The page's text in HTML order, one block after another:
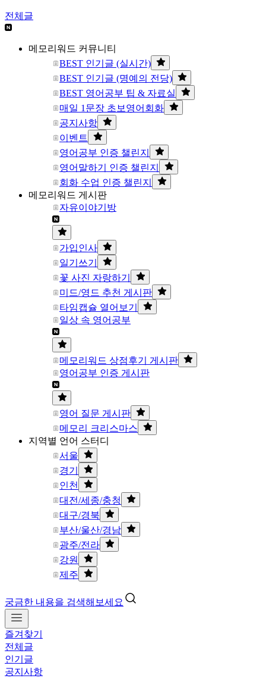
전체글
메모리워드 커뮤니티
BEST 인기글 (실시간)
BEST 인기글 (명예의 전당)
BEST 영어공부 팁 & 자료실
매일 1문장 초보영어회화
공지사항
이벤트
영어공부 인증 챌린지
영어말하기 인증 챌린지
회화 수업 인증 챌린지
메모리워드 게시판
자유이야기방
가입인사
일기쓰기
꽃 사진 자랑하기
미드/영드 추천 게시판
타임캡슐 열어보기
일상 속 영어공부
메모리워드 상점후기 게시판
영어공부 인증 게시판
영어 질문 게시판
메모리 크리스마스
지역별 언어 스터디
서울
경기
인천
대전/세종/충청
대구/경북
부산/울산/경남
광주/전라
강원
제주
궁금한 내용을 검색해보세요
즐겨찾기
전체글
인기글
공지사항